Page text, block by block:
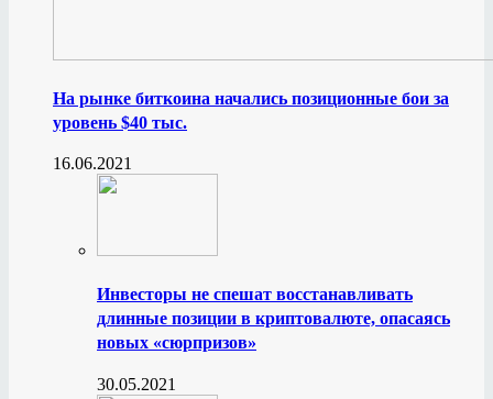
На рынке биткоина начались позиционные бои за
уровень $40 тыс.
16.06.2021
Инвесторы не спешат восстанавливать
длинные позиции в криптовалюте, опасаясь
новых «сюрпризов»
30.05.2021